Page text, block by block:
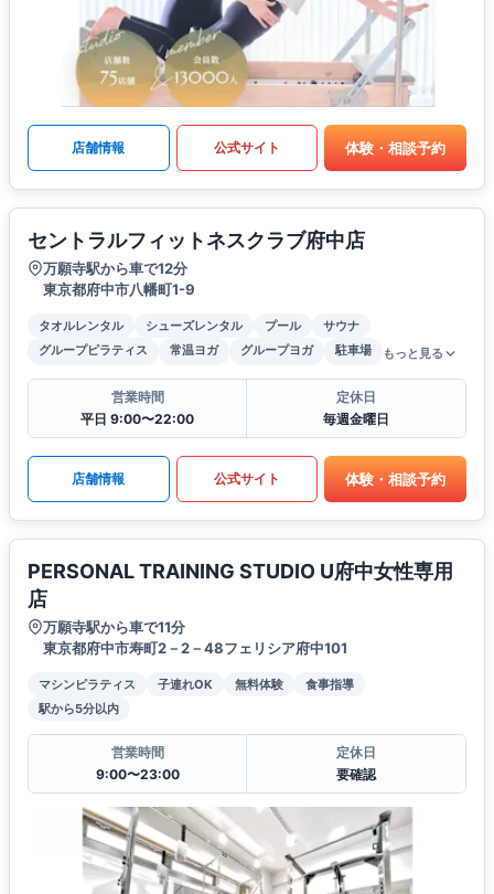
店舗情報 公式サイト 体験・相談予約
セントラルフィットネスクラブ府中店
万願寺駅から車で12分
東京都府中市八幡町1-9
タオルレンタル シューズレンタル プール
サウナ
グループピラティス
常温ヨガ グループヨガ 駐車場 もっと見る
営業時間
平日 9:00〜22:00
定休日
毎週金曜日
店舗情報 公式サイト 体験・相談予約
PERSONAL TRAINING STUDIO U府中女性専用
店
万願寺駅から車で11分
東京都府中市寿町2－2－48フェリシア府中101
マシンピラティス 子連れOK 無料体験
食事指導
駅から5分以内
営業時間
9:00〜23:00
定休日
要確認